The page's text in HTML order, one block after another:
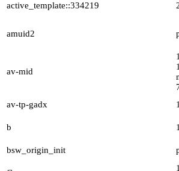
active_template::334219
amuid2
av-mid
av-tp-gadx
b
bsw_origin_init